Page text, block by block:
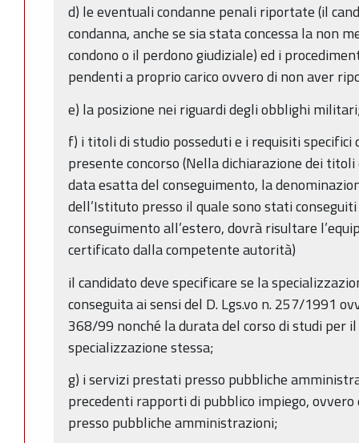
d) le eventuali condanne penali riportate (il
condanna, anche se sia stata concessa la non
condono o il perdono giudiziale) ed i
pendenti a proprio carico ovvero di non aver
e) la posizione nei riguardi degli obblighi
f) i titoli di studio posseduti e i requisiti
presente concorso (Nella dichiarazione dei
data esatta del conseguimento, la
dell’Istituto presso il quale sono stati
conseguimento all’estero, dovrà risultare
certificato dalla competente autorità)
il candidato deve specificare se la
conseguita ai sensi del D. Lgs.vo n. 257/1991
368/99 nonché la durata del corso di studi per
specializzazione stessa;
g) i servizi prestati presso pubbliche
precedenti rapporti di pubblico impiego,
presso pubbliche amministrazioni;